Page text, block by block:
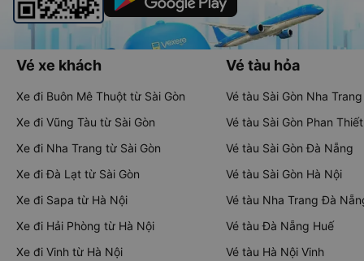
Vé xe khách
Xe đi Buôn Mê Thuột từ Sài Gòn
Xe đi Vũng Tàu từ Sài Gòn
Xe đi Nha Trang từ Sài Gòn
Xe đi Đà Lạt từ Sài Gòn
Xe đi Sapa từ Hà Nội
Xe đi Hải Phòng từ Hà Nội
Xe đi Vinh từ Hà Nội
Vé tàu hỏa
Vé tàu Sài Gòn Nha Trang
Vé tàu Sài Gòn Phan Thiết
Vé tàu Sài Gòn Đà Nẵng
Vé tàu Sài Gòn Hà Nội
Vé tàu Nha Trang Đà
Vé tàu Đà Nẵng Huế
Vé tàu Hà Nội Vinh